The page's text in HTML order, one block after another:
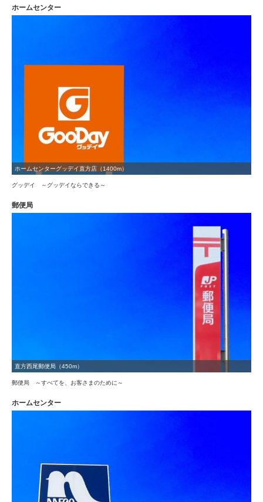
ホームセンター
ホームセンターグッデイ直方店（1400m）
グッデイ ～グッデイならできる～
郵便局
直方西尾郵便局（450m）
郵便局 ～すべてを、お客さまのために～
ホームセンター